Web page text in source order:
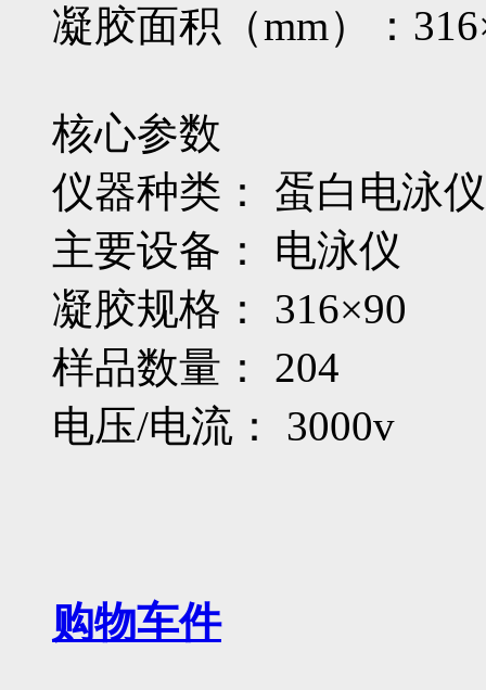
凝胶面积（mm）：
核心参数
仪器种类： 蛋白电泳仪
主要设备： 电泳仪
凝胶规格： 316×90
样品数量： 204
电压/电流： 3000v
购物车件